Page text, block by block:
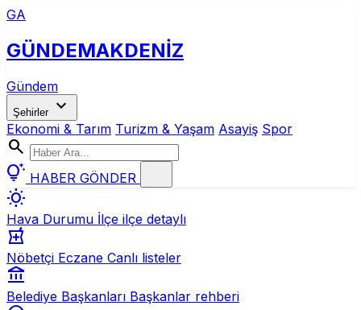
GA
GÜNDEMAKDENİZ
Gündem
Şehirler expand_more
Ekonomi & Tarım Turizm & Yaşam Asayiş Spor
search
tips_and_updates HABER GÖNDER
wb_sunny
Hava Durumu İlçe ilçe detaylı
local_pharmacy
Nöbetçi Eczane Canlı listeler
account_balance
Belediye Başkanları Başkanlar rehberi